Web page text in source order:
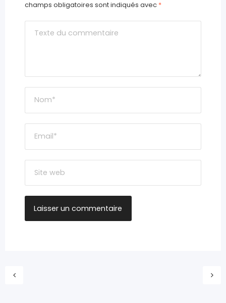
champs obligatoires sont indiqués avec *